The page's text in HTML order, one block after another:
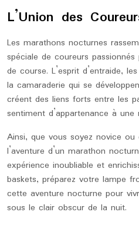
L’Union des
Les marathons nocturnes
spéciale de coureurs
de course. L’esprit d’entraide,
la camaraderie qui se
créent des liens forts entre les
sentiment d’appartenance à
Ainsi, que vous soyez novice
l’aventure d’un marathon
expérience inoubliable et
baskets, préparez votre lampe
cette aventure nocturne pour
sous le clair obscur de la nuit.